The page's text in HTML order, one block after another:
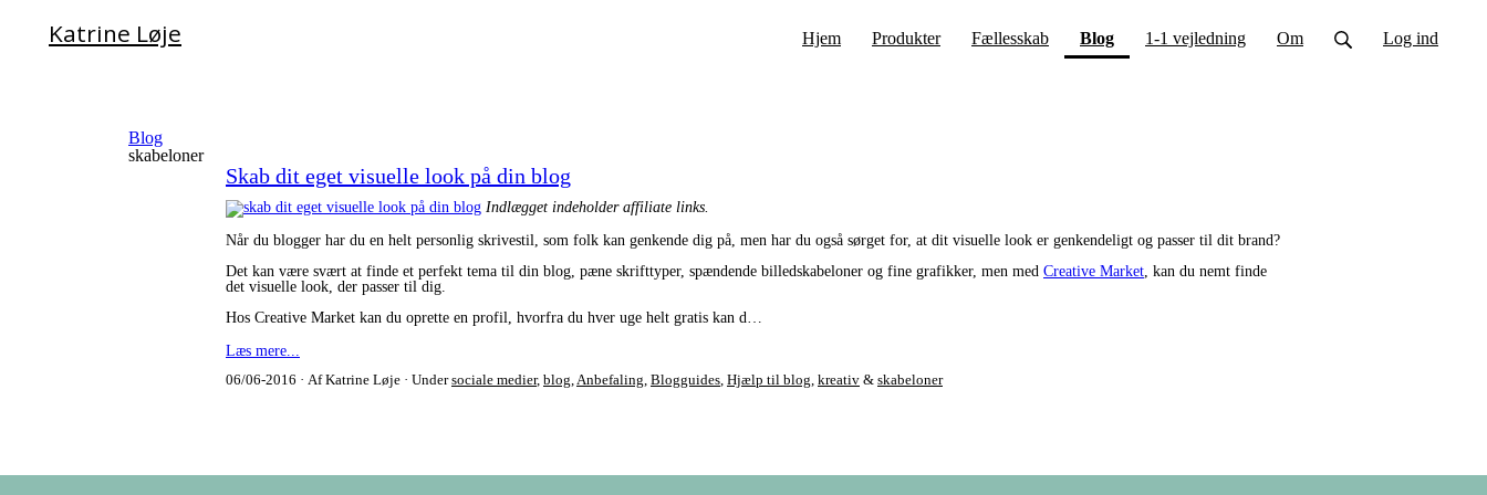
Katrine Løje Hjem Produkter Fællesskab Blog(current)1-1 vejledning Om Log ind
Blog
skabeloner
Skab dit eget visuelle look på din blog
Indlægget indeholder affiliate links.
Når du blogger har du en helt personlig skrivestil, som folk kan genkende dig på, men har du også sørget for, at dit visuelle look er genkendeligt og passer til dit brand?
Det kan være svært at finde et perfekt tema til din blog, pæne skrifttyper, spændende billedskabeloner og fine grafikker, men med Creative Market, kan du nemt finde
det visuelle look, der passer til dig.
Hos Creative Market kan du oprette en profil, hvorfra du hver uge helt gratis kan d…
Læs mere...
06/06-2016
Af Katrine Løje Undersociale medier, blog,Anbefaling, Blogguides, Hjælp til blog, kreativ & skabeloner